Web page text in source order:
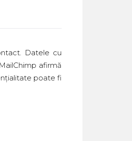
Datele cu
afirmă
poate fi